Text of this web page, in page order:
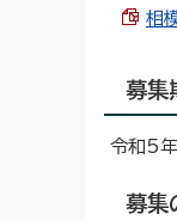
相
募集
令和5
募集